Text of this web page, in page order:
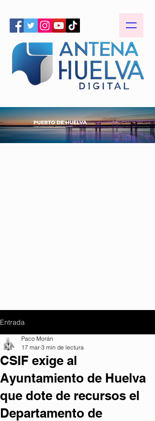
Entrada
CSIF exige al
Ayuntamiento de Huelva
que dote de recursos el
Departamento de
Paco Morán
17 mar 3 min de lectura